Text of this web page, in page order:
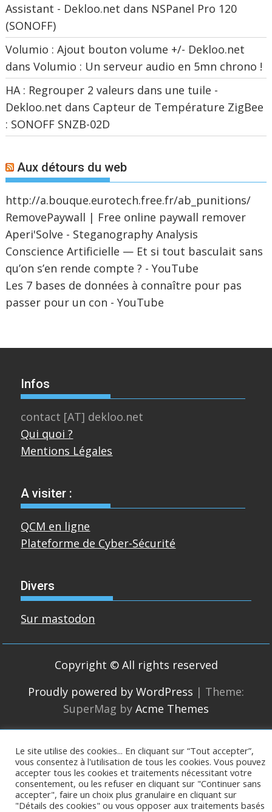
Assistant - Dekloo.net dans NSPanel Pro 120
(SONOFF)
Volumio : Ajout bouton volume +/- Dekloo.net
dansVolumio : Un serveur audio en 5mn chrono !
HA : Regrouper 2 valeurs dans une tuile -
Dekloo.net dans Capteur de Température ZigBee
: SONOFF SNZB-02D
Aux détours du web
http://a.bouque.eurotech.free.fr/ab_punitions/
RemovePaywall | Free online paywall remover
Aperi'Solve - Steganography Analysis
Conscience Artificielle — Et si tout basculait sans
qu’on s’en rende compte ? - YouTube
Les 7 bases de données à connaître pour pas
passer pour un con - YouTube
Infos
contact [AT] dekloo.net
Qui quoi ?
Mentions Légales
A visiter :
QCM en ligne
Plateforme de Cyber-Sécurité
Divers
Sur mastodon
Copyright © All rights reserved
Proudly powered by WordPress | Theme:
SuperMag by Acme Themes
Le site utilise des cookies... En cliquant sur “Tout accepter”,
vous consentez à l'utilisation de tous les cookies. Vous pouvez
accepter tous les cookies et traitements nécessitant votre
consentement, ou les refuser en cliquant sur "Continuer sans
accepter", faire un choix plus granulaire en cliquant sur
"Détails des cookies" ou vous opposer aux traitements basés